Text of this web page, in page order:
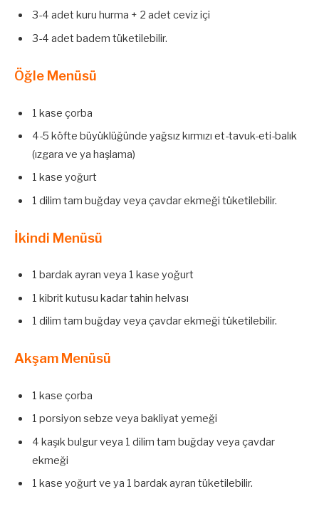
3-4 adet kuru hurma + 2 adet ceviz içi
3-4 adet badem tüketilebilir.
Öğle Menüsü
1 kase çorba
4-5 köfte büyüklüğünde yağsız kırmızı et-tavuk-eti-balık
(ızgara ve ya haşlama)
1 kase yoğurt
1 dilim tam buğday veya çavdar ekmeği tüketilebilir.
İkindi Menüsü
1 bardak ayran veya 1 kase yoğurt
1 kibrit kutusu kadar tahin helvası
1 dilim tam buğday veya çavdar ekmeği tüketilebilir.
Akşam Menüsü
1 kase çorba
1 porsiyon sebze veya bakliyat yemeği
4 kaşık bulgur veya 1 dilim tam buğday veya çavdar
ekmeği
1 kase yoğurt ve ya 1 bardak ayran tüketilebilir.